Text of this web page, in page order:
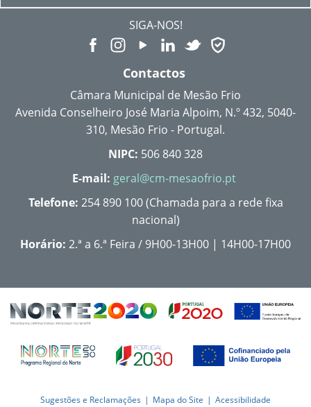
SIGA-NOS!
Contactos
Câmara Municipal de Mesão Frio
Avenida Conselheiro José Maria Alpoim, N.º 432, 5040-
310, Mesão Frio - Portugal.
NIPC: 506 840 328
E-mail: geral@cm-mesaofrio.pt
Telefone: 254 890 100 (Chamada para a rede fixa
nacional)
Horário: 2.ª a 6.ª Feira / 9H00-13H00 | 14H00-17H00
Sugestões e Reclamações Mapa do Site Acessibilidade